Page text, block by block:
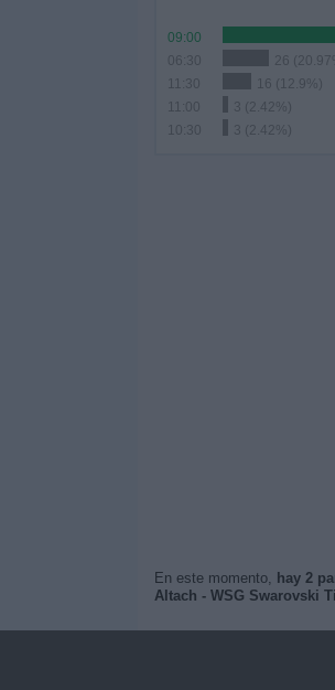
09:00
06:30
26
11:30
16 (12.9%)
3 (2.42%)
10:30
3 (2.42%)
En este momento, hay 2
Altach - WSG Swarovski